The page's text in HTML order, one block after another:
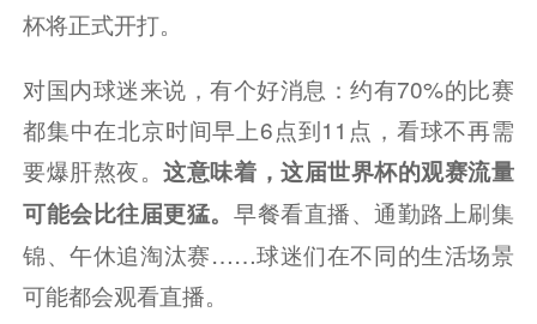
杯将正式开打。
对国内球迷来说，有个好消息：约有70%的比赛
都集中在北京时间早上6点到11点，看球不再需
要爆肝熬夜。这意味着，这届世界杯的观赛流量
可能会比往届更猛。 早餐看直播、通勤路上刷集
锦、午休追淘汰赛……球迷们在不同的生活场景
可能都会观看直播。